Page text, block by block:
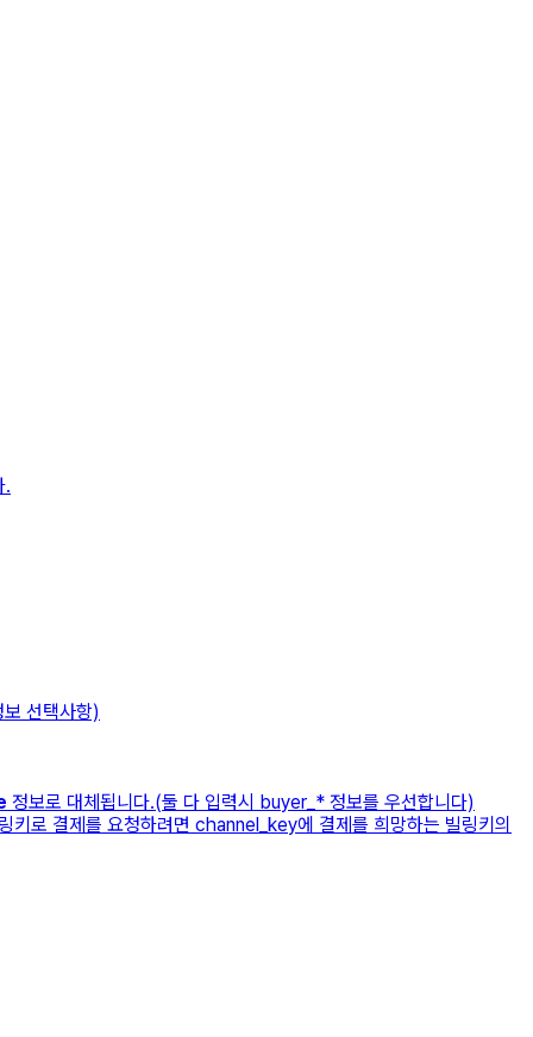
.
선택사항)
정보로 대체됩니다.(둘 다 입력시 buyer_* 정보를 우선합니다)
로 결제를 요청하려면 channel_key에 결제를 희망하는 빌링키의